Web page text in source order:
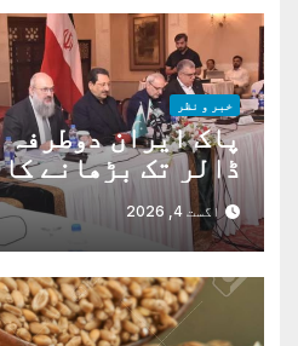
خبر و نظر
ڈالر تک بڑھانے
اگست 4, 2026